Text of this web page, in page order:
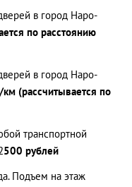
в город Наро-
по расстоянию
в город Наро-
(рассчитывается по
транспортной
500 рублей
Подъем на этаж